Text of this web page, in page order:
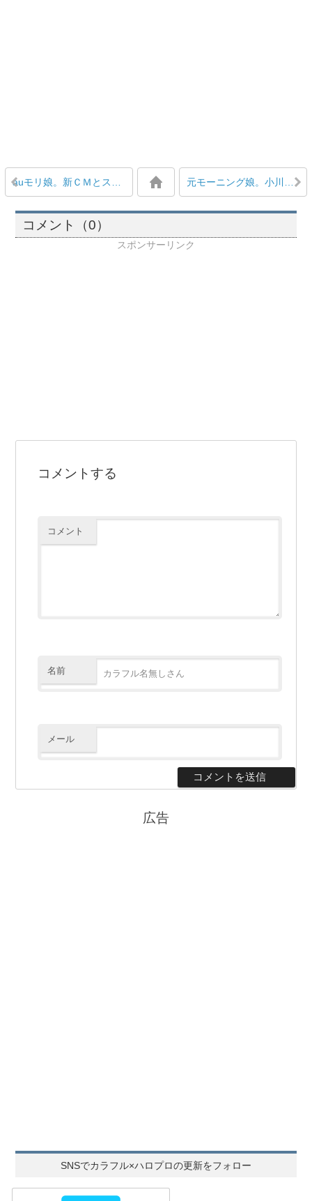
auモリ娘。新ＣＭとスペシャルムービーの続編公開！ 「つんくの発言篇」「分裂篇」 元モーニング娘。小川麻琴がミュージカル『シンデレラ』で主演シンデレラ役
コメント（0）
スポンサーリンク
コメントする
コメント
名前
メール
広告
SNSでカラフル×ハロプロの更新をフォロー